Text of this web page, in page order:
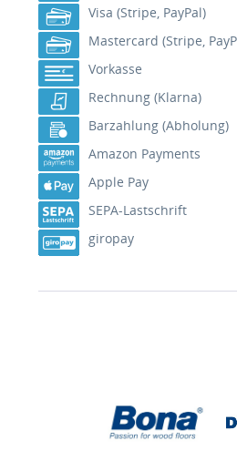
Visa (Stripe, PayPal)
Mastercard (Stripe,
Vorkasse
Rechnung (Klarna)
Barzahlung (Abholung)
Amazon Payments
Apple Pay
SEPA-Lastschrift
giropay